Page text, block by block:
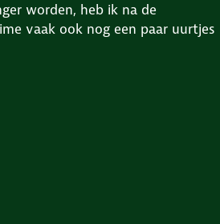
worden, heb ik na de
vaak ook nog een paar uurtjes